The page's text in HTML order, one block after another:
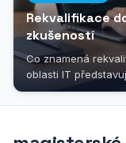
Rekvalifikace
zkušeností
Co znamená
oblasti IT
dosavadní